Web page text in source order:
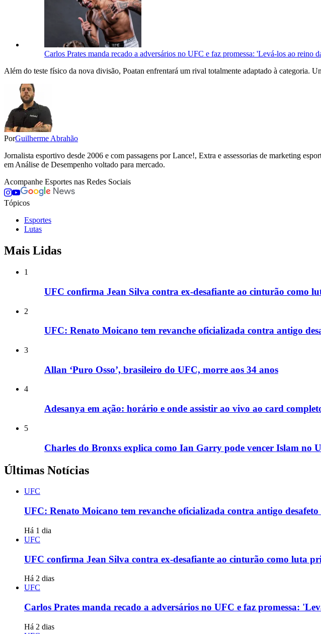
Carlos Prates manda recado a adversários no UFC e faz promessa: 'Levá-los ao reino
Além do teste físico da nova divisão, Poatan enfrentará um rival totalmente adaptado à categoria.
PorGuilherme Abrahão
Jornalista esportivo desde 2006 e com passagens por Lance!, Extra e assessorias de marketing
em Análise de Desempenho voltado para mercado.
Acompanhe Esportes nas Redes Sociais
Tópicos
Esportes
Lutas
Mais Lidas
1
UFC confirma Jean Silva contra ex-desafiante ao cinturão como
2
UFC: Renato Moicano tem revanche oficializada contra antigo
3
Allan ‘Puro Osso’, brasileiro do UFC, morre aos 34 anos
4
Adesanya em ação: horário e onde assistir ao vivo ao card
5
Charles do Bronxs explica como Ian Garry pode vencer Islam no
Últimas Notícias
UFC
UFC: Renato Moicano tem revanche oficializada contra antigo
Há 1 dia
UFC
UFC confirma Jean Silva contra ex-desafiante ao cinturão como luta
Há 2 dias
UFC
Carlos Prates manda recado a adversários no UFC e faz promessa:
Há 2 dias